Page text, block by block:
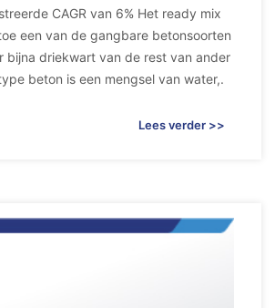
CAGR van 6% Het ready mix
een van de gangbare betonsoorten
bijna driekwart van de rest van ander
beton is een mengsel van water,.
Lees verder >>